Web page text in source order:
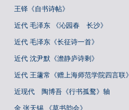
王铎《自书诗帖》
近代 毛泽东 《沁园春 长沙》
近代 毛泽东《长征诗一首》
近代 沈尹默《澹静庐诗剩》
近代 王蘧常《赠上海师范学院四言联》
近现代 陶博吾《行书孤鹜》轴
金 张天锡 《草书韵会》